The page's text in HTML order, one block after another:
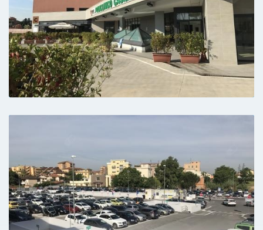
Massima disponibilità professionalità e
cordialità.
Paziente
e nello stesso tempo semplice.
Paziente